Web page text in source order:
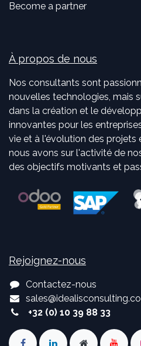
Become a partner
À propos de nous
Nos consultants sont
nouvelles technologies, mais
dans la création et le
innovantes pour les
vie et à l'évolution des
nous avons sur l'activité de
des objectifs motivants et
Rejoignez-nous
Contactez-nous
sales@
+32 (0) 10 39 88 33